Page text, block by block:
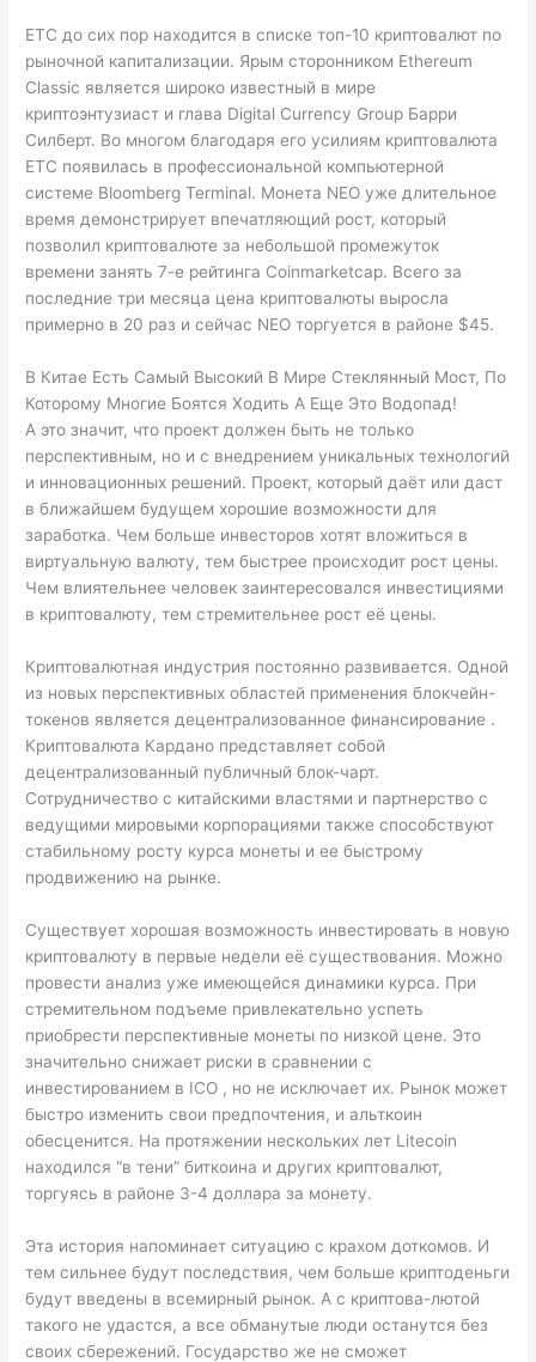
ETC до сих пор находится в списке топ-10 криптовалют по
рыночной капитализации. Ярым сторонником Ethereum
Classic является широко известный в мире
криптоэнтузиаст и глава Digital Currency Group Барри
Силберт. Во многом благодаря его усилиям криптовалюта
ETC появилась в профессиональной компьютерной
системе Bloomberg Terminal. Монета NEO уже длительное
время демонстрирует впечатляющий рост, который
позволил криптовалюте за небольшой промежуток
времени занять 7-е рейтинга Coinmarketcap. Всего за
последние три месяца цена криптовалюты выросла
примерно в 20 раз и сейчас NEO торгуется в районе $45.
В Китае Есть Самый Высокий В Мире Стеклянный Мост, По
Которому Многие Боятся Ходить А Еще Это Водопад!
А это значит, что проект должен быть не только
перспективным, но и с внедрением уникальных технологий
и инновационных решений. Проект, который даёт или даст
в ближайшем будущем хорошие возможности для
заработка. Чем больше инвесторов хотят вложиться в
виртуальную валюту, тем быстрее происходит рост цены.
Чем влиятельнее человек заинтересовался инвестициями
в криптовалюту, тем стремительнее рост её цены.
Криптовалютная индустрия постоянно развивается. Одной
из новых перспективных областей применения блокчейн-
токенов является децентрализованное финансирование .
Криптовалюта Кардано представляет собой
децентрализованный публичный блок-чарт.
Сотрудничество с китайскими властями и партнерство с
ведущими мировыми корпорациями также способствуют
стабильному росту курса монеты и ее быстрому
продвижению на рынке.
Существует хорошая возможность инвестировать в новую
криптовалюту в первые недели её существования. Можно
провести анализ уже имеющейся динамики курса. При
стремительном подъеме привлекательно успеть
приобрести перспективные монеты по низкой цене. Это
значительно снижает риски в сравнении с
инвестированием в ICO , но не исключает их. Рынок может
быстро изменить свои предпочтения, и альткоин
обесценится. На протяжении нескольких лет Litecoin
находился “в тени” биткоина и других криптовалют,
торгуясь в районе 3-4 доллара за монету.
Эта история напоминает ситуацию с крахом доткомов. И
тем сильнее будут последствия, чем больше криптоденьги
будут введены в всемирный рынок. А с криптова-лютой
такого не удастся, а все обманутые люди останутся без
своих сбережений. Государство же не сможет